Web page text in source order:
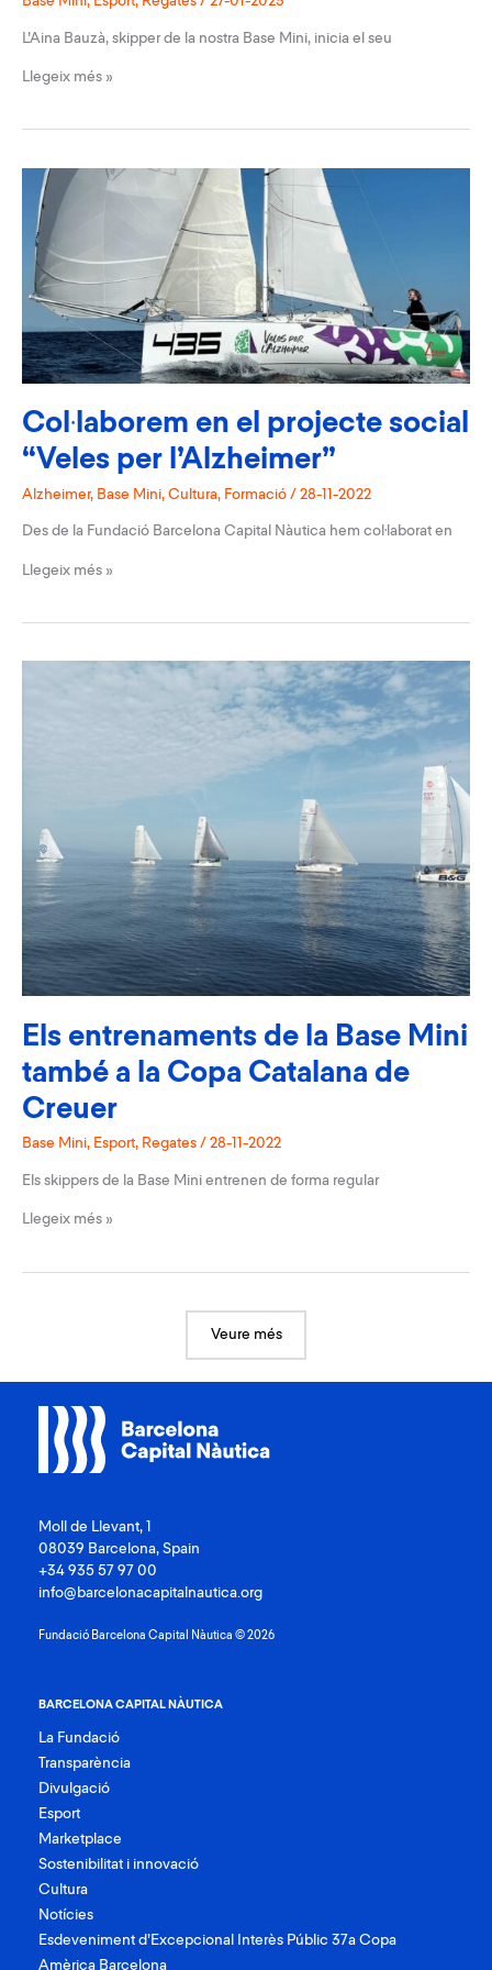
L’Aina Bauzà, skipper de la nostra Base Mini, inicia el seu
L’Aina
la
Mini
Transat
Llegeix més »
Col·laborem en el projecte social
“Veles per l’Alzheimer”
Alzheimer, Base Mini, Cultura, Formació / 28-11-2022
Des de la Fundació Barcelona Capital Nàutica hem col·laborat en
Col·laborem
projecte
“Veles
Llegeix més »
Els entrenaments de la Base Mini
també a la Copa Catalana de
Creuer
Base Mini, Esport, Regates / 28-11-2022
Els skippers de la Base Mini entrenen de forma regular
Els
la
Copa
Catalana
Creuer
Llegeix més »
Veure més
Moll de Llevant, 1
08039 Barcelona, Spain
+34 935 57 97 00
info@barcelonacapitalnautica.org
Fundació Barcelona Capital Nàutica © 2026
BARCELONA CAPITAL NÀUTICA
La Fundació
Transparència
Divulgació
Esport
Marketplace
Sostenibilitat i innovació
Cultura
Notícies
Esdeveniment d’Excepcional Interès Públic 37a Copa
Amèrica Barcelona